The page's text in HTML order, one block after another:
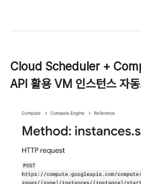
Cloud Scheduler +
API 활용 VM 인스턴스 자동